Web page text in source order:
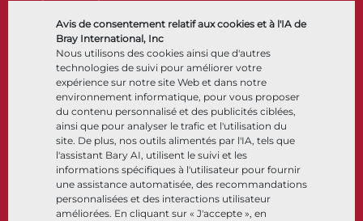
Avis de consentement relatif aux cookies et à l'IA de
Bray International, Inc
Nous utilisons des cookies ainsi que d'autres
technologies de suivi pour améliorer votre
expérience sur notre site Web et dans notre
environnement informatique, pour vous proposer
du contenu personnalisé et des publicités ciblées,
ainsi que pour analyser le trafic et l'utilisation du
site. De plus, nos outils alimentés par l'IA, tels que
l'assistant Bary AI, utilisent le suivi et les
informations spécifiques à l'utilisateur pour fournir
une assistance automatisée, des recommandations
personnalisées et des interactions utilisateur
améliorées. En cliquant sur « J'accepte », en
Clapets antiretour
Actionneurs
Accessoires de contrôle
Cryogénique
Entreprise
À propos
Sites
Partenariats
Développement durable
Portail clients
Ressources
Documents
Centre de connaissance
Logiciels
Sélection de matériaux